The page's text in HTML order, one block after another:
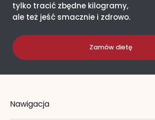
tylko tracić zbędne kilogramy,
ale też jeść smacznie i zdrowo.
Zamów dietę
Nawigacja